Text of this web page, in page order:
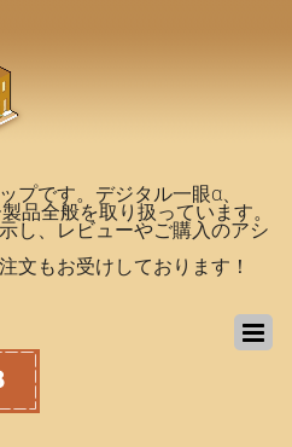
プです。デジタル一眼α、
品全般を取り扱っています。
し、レビューやご購入のアシ
文もお受けしております！